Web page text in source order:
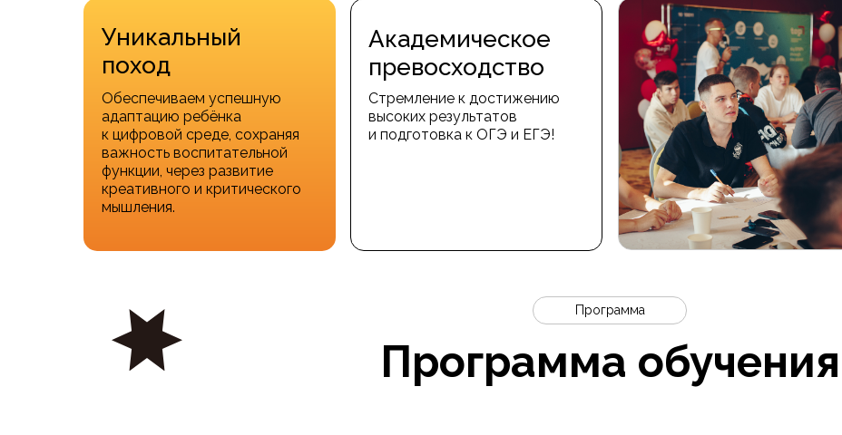
Академическое
превосходство
Стремление к достижению
высоких результатов
и подготовка к ОГЭ и ЕГЭ!
Уникальный
поход
Обеспечиваем успешную
адаптацию ребёнка
к цифровой среде, сохраняя
важность воспитательной
функции, через развитие
креативного и критического
мышления.
Программа обучения
Программа